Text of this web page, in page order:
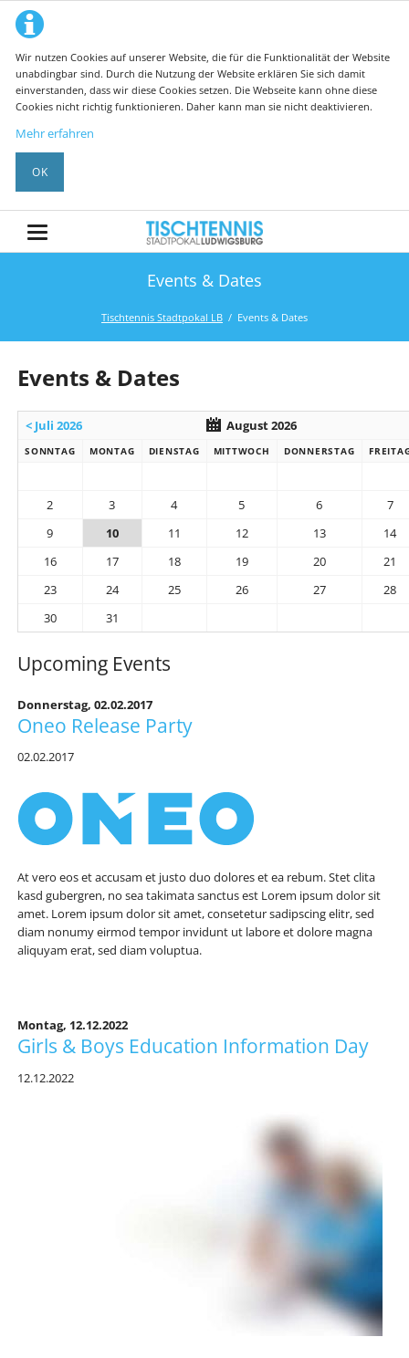
Wir nutzen Cookies auf unserer Website, die für die Funktionalität der Website
unabdingbar sind. Durch die Nutzung der Website erklären Sie sich damit
einverstanden, dass wir diese Cookies setzen. Die Webseite kann ohne diese
Cookies nicht richtig funktionieren. Daher kann man sie nicht deaktivieren.
Mehr erfahren
OK
Events & Dates
Tischtennis Stadtpokal LB Events & Dates
Events & Dates
< Juli 2026 August 2026
SONNTAG MONTAG DIENSTAG MITTWOCH DONNERSTAG
2 3 4 5 6
7
9
10 11 12 13
14
16
17 18 19 20
21
23
24 25 26 27
28
30
31
Upcoming Events
Donnerstag, 02.02.2017
Oneo Release Party
02.02.2017
At vero eos et accusam et justo duo dolores et ea rebum. Stet clita
kasd gubergren, no sea takimata sanctus est Lorem ipsum dolor sit
amet. Lorem ipsum dolor sit amet, consetetur sadipscing elitr, sed
diam nonumy eirmod tempor invidunt ut labore et dolore magna
aliquyam erat, sed diam voluptua.
Montag, 12.12.2022
Girls & Boys Education Information Day
12.12.2022